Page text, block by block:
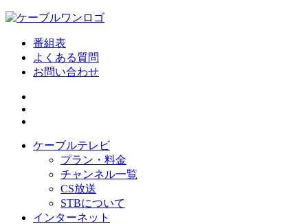
番組表
よくある質問
お問い合わせ
ケーブルテレビ
プラン・料金
チャンネル一覧
CS放送
STBについて
インターネット